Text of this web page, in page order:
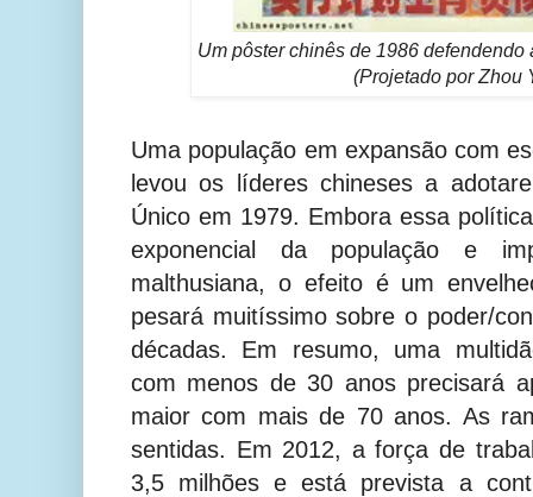
Um pôster chinês de 1986
(Projetado por Zhou
Uma população em expansão com
levou os líderes chineses a
Único em 1979. Embora essa
exponencial da população e
malthusiana, o efeito é um
pesará muitíssimo sobre o poder/
décadas. Em resumo, uma
com menos de 30 anos precisará
maior com mais de 70 anos. As
sentidas. Em 2012, a força de
3,5 milhões e está prevista a